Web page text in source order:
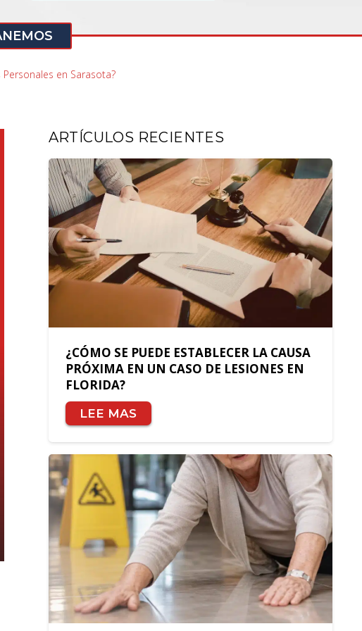
en Sarasota?
ARTÍCULOS RECIENTES
¿CÓMO SE PUEDE ESTABLECER LA CAUSA
PRÓXIMA EN UN CASO DE LESIONES EN
FLORIDA?
LEE MAS